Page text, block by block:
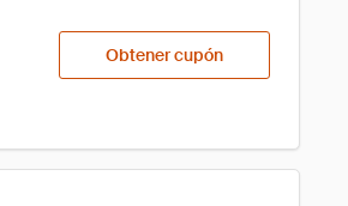
Obtener cupón